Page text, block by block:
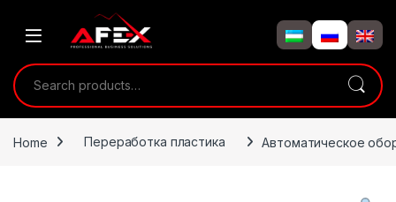
Search for:
Home Переработка пластика Автоматическое